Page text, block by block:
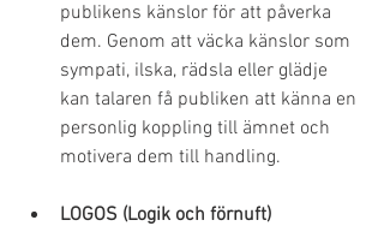
publikens känslor för att påverka
dem. Genom att väcka känslor som
sympati, ilska, rädsla eller glädje
kan talaren få publiken att känna en
personlig koppling till ämnet och
motivera dem till handling.
LOGOS (Logik och förnuft)